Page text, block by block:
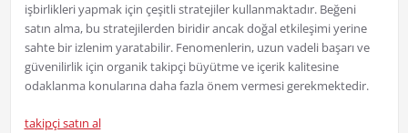
işbirlikleri yapmak için çeşitli stratejiler kullanmaktadır. Beğeni
satın alma, bu stratejilerden biridir ancak doğal etkileşimi yerine
sahte bir izlenim yaratabilir. Fenomenlerin, uzun vadeli başarı ve
güvenilirlik için organik takipçi büyütme ve içerik kalitesine
odaklanma konularına daha fazla önem vermesi gerekmektedir.
takipçi satın al